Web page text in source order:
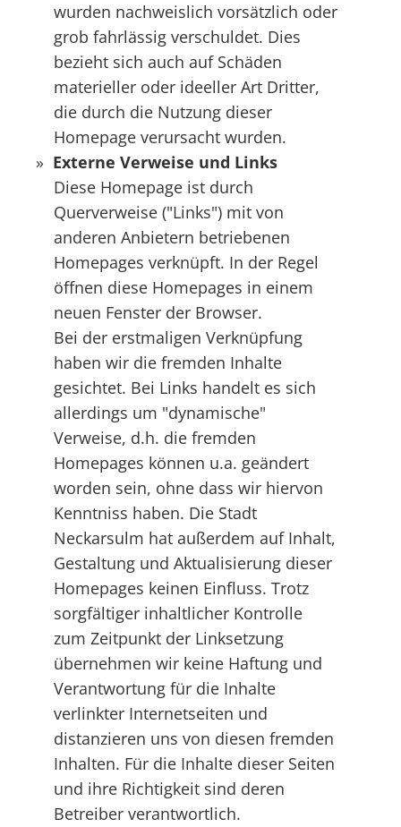
wurden nachweislich vorsätzlich oder
grob fahrlässig verschuldet. Dies
bezieht sich auch auf Schäden
materieller oder ideeller Art Dritter,
die durch die Nutzung dieser
Homepage verursacht wurden.
Externe Verweise und Links
Diese Homepage ist durch
Querverweise ("Links") mit von
anderen Anbietern betriebenen
Homepages verknüpft. In der Regel
öffnen diese Homepages in einem
neuen Fenster der Browser.
Bei der erstmaligen Verknüpfung
haben wir die fremden Inhalte
gesichtet. Bei Links handelt es sich
allerdings um "dynamische"
Verweise, d.h. die fremden
Homepages können u.a. geändert
worden sein, ohne dass wir hiervon
Kenntniss haben. Die Stadt
Neckarsulm hat außerdem auf Inhalt,
Gestaltung und Aktualisierung dieser
Homepages keinen Einfluss. Trotz
sorgfältiger inhaltlicher Kontrolle
zum Zeitpunkt der Linksetzung
übernehmen wir keine Haftung und
Verantwortung für die Inhalte
verlinkter Internetseiten und
distanzieren uns von diesen fremden
Inhalten. Für die Inhalte dieser Seiten
und ihre Richtigkeit sind deren
Betreiber verantwortlich.